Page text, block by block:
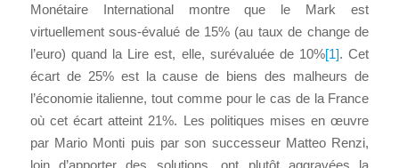
Monétaire International montre que le Mark est
virtuellement sous-évalué de 15% (au taux de change de
l’euro) quand la Lire est, elle, surévaluée de 10%[1]. Cet
écart de 25% est la cause de biens des malheurs de
l’économie italienne, tout comme pour le cas de la France
où cet écart atteint 21%. Les politiques mises en œuvre
par Mario Monti puis par son successeur Matteo Renzi,
loin d’apporter des solutions, ont plutôt aggravées la